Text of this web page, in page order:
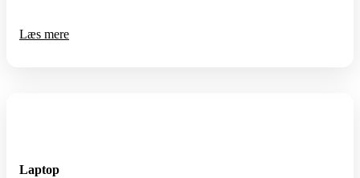
Læs mere
Laptop